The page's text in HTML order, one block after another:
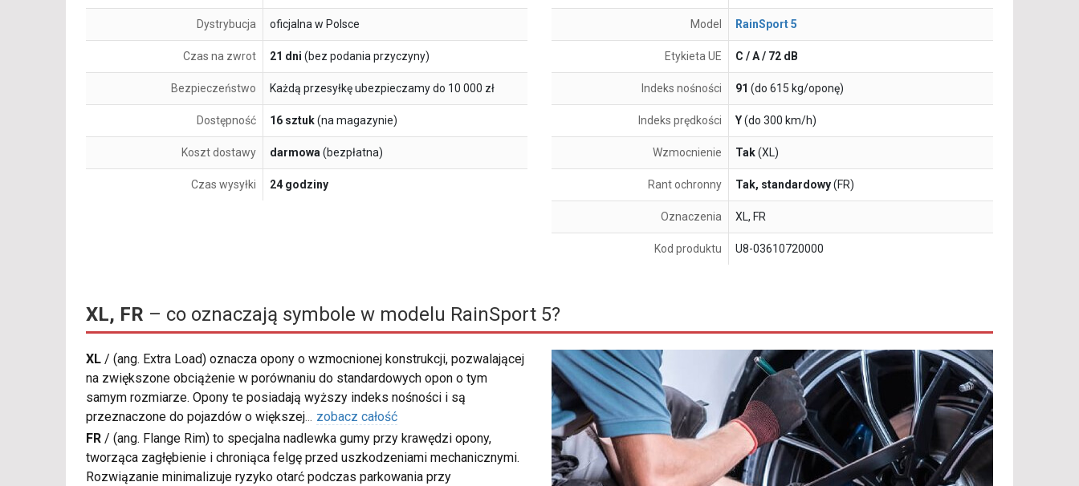
Dystrybucja oficjalna w Polsce
Czas na zwrot 21 dni (bez podania przyczyny)
Bezpieczeństwo Każdą przesyłkę ubezpieczamy do 10 000 zł
Dostępność 16 sztuk(na magazynie)
Koszt dostawy darmowa(bezpłatna)
Czas wysyłki 24 godziny
Model RainSport 5
Etykieta UE C / A / 72 dB
Indeks nośności 91 (do 615 kg/oponę)
Indeks prędkości Y(do 300 km/h)
Wzmocnienie Tak(XL)
Rant ochronny Tak, standardowy(FR)
Oznaczenia XL, FR
Kod produktu U8-03610720000
XL, FR – co oznaczają symbole w modelu RainSport 5?
XL / (ang. Extra Load) oznacza opony o wzmocnionej konstrukcji, pozwalającej
na zwiększone obciążenie w porównaniu do standardowych opon o tym
samym rozmiarze. Opony te posiadają wyższy indeks nośności i są
przeznaczone do pojazdów o większej... zobacz całość
FR / (ang. Flange Rim) to specjalna nadlewka gumy przy krawędzi opony,
tworząca zagłębienie i chroniąca felgę przed uszkodzeniami mechanicznymi.
Rozwiązanie minimalizuje ryzyko otarć podczas parkowania przy